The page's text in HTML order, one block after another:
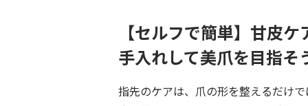
【セルフで簡単】甘皮
手入れして美爪を目指そ
指先のケアは、爪の形を整えるだけ